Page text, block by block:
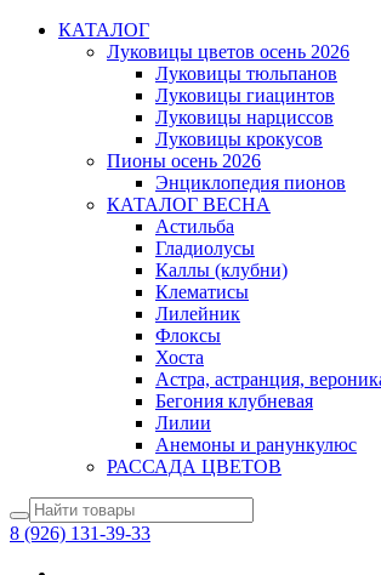
КАТАЛОГ
Луковицы цветов осень 2026
Луковицы тюльпанов
Луковицы гиацинтов
Луковицы нарциссов
Луковицы крокусов
Пионы осень 2026
Энциклопедия пионов
КАТАЛОГ ВЕСНА
Астильба
Гладиолусы
Каллы (клубни)
Клематисы
Лилейник
Флоксы
Хоста
Астра, астранция,
Бегония клубневая
Лилии
Анемоны и ранункулюс
РАССАДА ЦВЕТОВ
8 (926) 131-39-33